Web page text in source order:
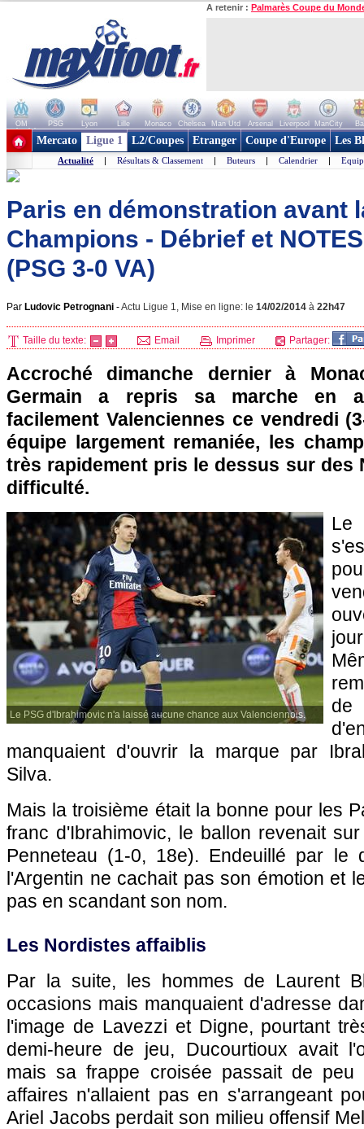
A retenir : Palmarès Coupe du
OM PSG Lyon Lille Monaco Chelsea Man Utd Arsenal Liverpool ManCity
+ de clubs
Mercato Ligue 1 L2/Coupes Etranger Coupe d'Europe Les
Actualité | Résultats & Classement | Buteurs | Calendrier |
Paris en démonstration avant
Champions - Débrief et
(PSG 3-0 VA)
Par Ludovic Petrognani -Actu Ligue 1, Mise en ligne: le 14/02/2014 à 22h47
Taille du texte: Email Imprimer Partager:
Accroché dimanche dernier à
Germain a repris sa marche en
facilement Valenciennes ce vendredi
équipe largement remaniée, les
très rapidement pris le dessus sur des
difficulté.
Le PSG d'Ibrahimovic n'a laissé aucune chance aux Valenciennois.
Le
de
manquaient d'ouvrir la marque par
Silva.
Mais la troisième était la bonne pour les
franc d'Ibrahimovic, le ballon revenait
Penneteau (1-0, 18e). Endeuillé par le
l'Argentin ne cachait pas son émotion et
pas en scandant son nom.
Les Nordistes affaiblis
Par la suite, les hommes de Laurent
occasions mais manquaient d'adresse
l'image de Lavezzi et Digne, pourtant
demi-heure de jeu, Ducourtioux avait
mais sa frappe croisée passait de
affaires n'allaient pas en s'arrangeant
Ariel Jacobs perdait son milieu offensif